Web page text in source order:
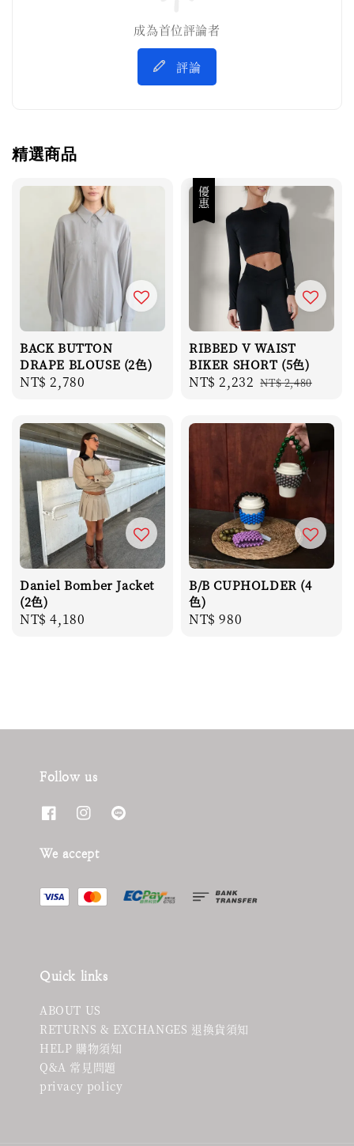
成為首位評論者
評論
精選商品
BACK BUTTON
DRAPE BLOUSE (2色)
Regular
NT$ 2,780
優惠
RIBBED V WAIST
BIKER SHORT (5色)
Sale
NT$ 2,232 Regular
NT$ 2,480
Daniel Bomber Jacket
(2色)
Regular
NT$ 4,180
B/B CUPHOLDER (4
色)
Regular
NT$ 980
Follow us
We accept
Quick links
ABOUT US
RETURNS & EXCHANGES 退換貨須知
HELP 購物須知
Q&A 常見問題
privacy policy